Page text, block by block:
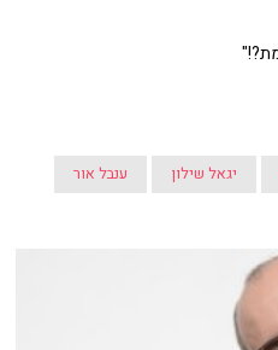
יגאל שילון ענבל אור